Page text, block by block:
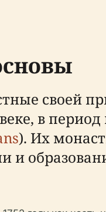
своей
в период
). Их
и